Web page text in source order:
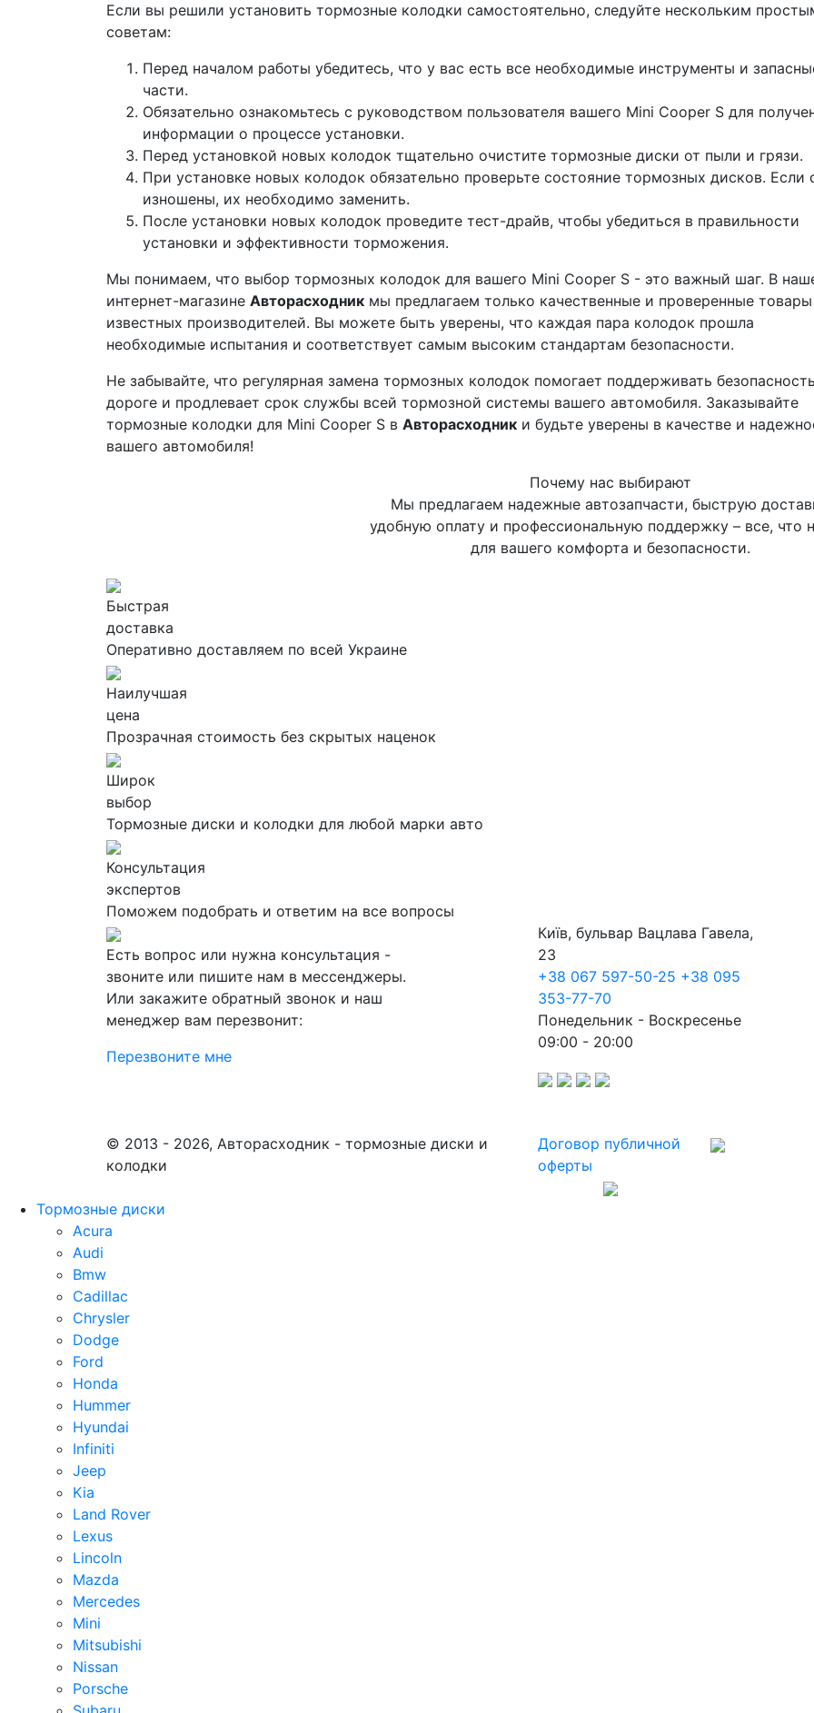
Если вы решили установить тормозные колодки самостоятельно, следуйте нескольким
советам:
Перед началом работы убедитесь, что у вас есть все необходимые инструменты и
части.
Обязательно ознакомьтесь с руководством пользователя вашего Mini Cooper S для
информации о процессе установки.
Перед установкой новых колодок тщательно очистите тормозные диски от пыли и грязи.
При установке новых колодок обязательно проверьте состояние тормозных дисков. Если
изношены, их необходимо заменить.
После установки новых колодок проведите тест-драйв, чтобы убедиться в правильности
установки и эффективности торможения.
Мы понимаем, что выбор тормозных колодок для вашего Mini Cooper S - это важный шаг. В
интернет-магазине Авторасходник мы предлагаем только качественные и проверенные товары
известных производителей. Вы можете быть уверены, что каждая пара колодок прошла
необходимые испытания и соответствует самым высоким стандартам безопасности.
Не забывайте, что регулярная замена тормозных колодок помогает поддерживать
дороге и продлевает срок службы всей тормозной системы вашего автомобиля. Заказывайте
тормозные колодки для Mini Cooper S в Авторасходник и будьте уверены в качестве и
вашего автомобиля!
Почему нас выбирают
Мы предлагаем надежные автозапчасти, быструю
удобную оплату и профессиональную поддержку – все, что
для вашего комфорта и безопасности.
Быстрая
доставка
Оперативно доставляем по всей Украине
Наилучшая
цена
Прозрачная стоимость без скрытых наценок
Широк
выбор
Тормозные диски и колодки для любой марки авто
Консультация
экспертов
Поможем подобрать и ответим на все вопросы
Есть вопрос или нужна консультация -
звоните или пишите нам в мессенджеры.
Или закажите обратный звонок и наш
менеджер вам перезвонит:
Перезвоните мне
Київ, бульвар Вацлава Гавела,
23
+38 067 597-50-25 +38 095
353-77-70
Понедельник - Воскресенье
09:00 - 20:00
© 2013 - 2026, Авторасходник - тормозные диски и
колодки
Договор публичной
оферты
Тормозные диски
Acura
Audi
Bmw
Cadillac
Chrysler
Dodge
Ford
Honda
Hummer
Hyundai
Infiniti
Jeep
Kia
Land Rover
Lexus
Lincoln
Mazda
Mercedes
Mini
Mitsubishi
Nissan
Porsche